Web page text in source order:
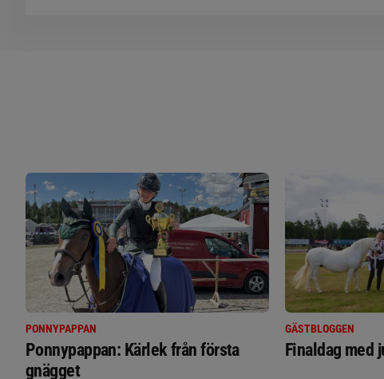
PONNYPAPPAN
Ponnypappan: Kärlek från första
gnägget
GÄSTBLOGGEN
Finaldag med